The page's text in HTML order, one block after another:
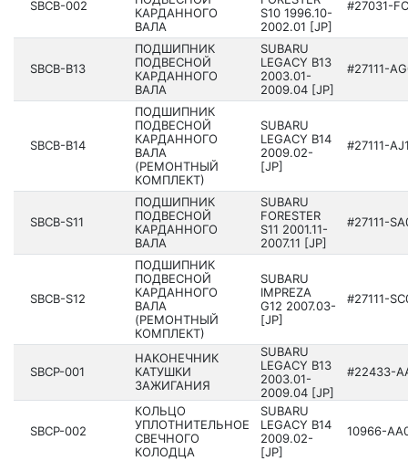
SBCB-002
КАРДАННОГО
ВАЛА
S10 199­6.10-
2002.01 [JP]
#27031­-
SBCB-B13
ПОДШИПНИК
ПОДВЕСНОЙ
КАРДАННОГО
ВАЛА
SUBARU
LEGACY B13
200­3.01-
2009.04 [JP]
#27111­-
SBCB-B14
ПОДШИПНИК
ПОДВЕСНОЙ
КАРДАННОГО
ВАЛА
(РЕМОНТНЫЙ
КОМПЛЕКТ)
SUBARU
LEGACY B14
200­9.02-
[JP]
#27111­-
SBCB-S11
ПОДШИПНИК
ПОДВЕСНОЙ
КАРДАННОГО
ВАЛА
SUBARU
FORESTER
S11 200­1.11-
2007.11 [JP]
#27111­-
SBCB-S12
ПОДШИПНИК
ПОДВЕСНОЙ
КАРДАННОГО
ВАЛА
(РЕМОНТНЫЙ
КОМПЛЕКТ)
SUBARU
IMPREZA
G12 200­7.03-
[JP]
#27111­-
SBCP-001
НАКОНЕЧНИК
КАТУШКИ
ЗАЖИГАНИЯ
SUBARU
LEGACY B13
200­3.01-
2009.04 [JP]
#22433­-
SBCP-002
КОЛЬЦО
УПЛОТНИТЕЛЬНОЕ
СВЕЧНОГО
КОЛОДЦА
SUBARU
LEGACY B14
200­9.02-
[JP]
10966­-